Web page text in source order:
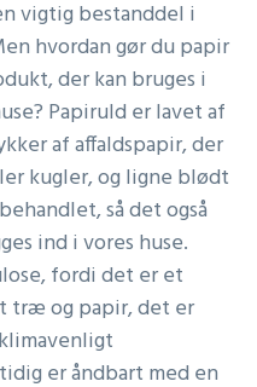
vigtig bestanddel i
hvordan gør du papir
der kan bruges i
Papiruld er lavet af
af affaldspapir, der
kugler, og ligne blødt
så det også
ind i vores huse.
fordi det er et
træ og papir, det er
er åndbart med en